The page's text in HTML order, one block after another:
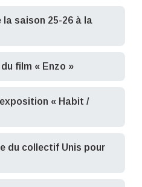
la saison 25-26 à la
film « Enzo »
« Habit /
du collectif Unis pour